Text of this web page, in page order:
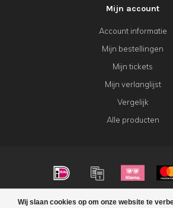
Wij slaan cookies op om onze website te
Mijn account
Account informatie
Mijn bestellingen
Mijn tickets
Mijn verlanglijst
Vergelijk
Alle producten
© Copyright 2026 KeK